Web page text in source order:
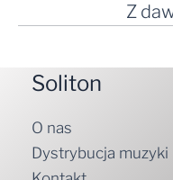
Z
Soliton
O nas
Dystrybucja muzyki